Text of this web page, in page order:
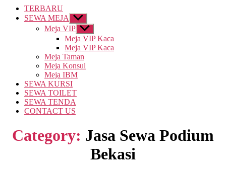
TERBARU
SEWA MEJA
Show
sub
menu
Meja VIP Show
sub
menu
Meja VIP Kaca
Meja VIP Kaca
Meja Taman
Meja Konsul
Meja IBM
SEWA KURSI
SEWA TOILET
SEWA TENDA
CONTACT US
Category: Jasa Sewa Podium
Bekasi